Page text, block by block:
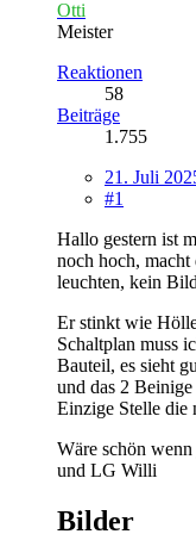
Otti
Meister
Reaktionen
58
Beiträge
1.755
21. Juli
#1
Hallo gestern ist
noch hoch,
leuchten, kein
Er stinkt wie
Schaltplan muss
Bauteil, es sieht
und das 2
Einzige Stelle die
Wäre schön
und LG Willi
Bilder